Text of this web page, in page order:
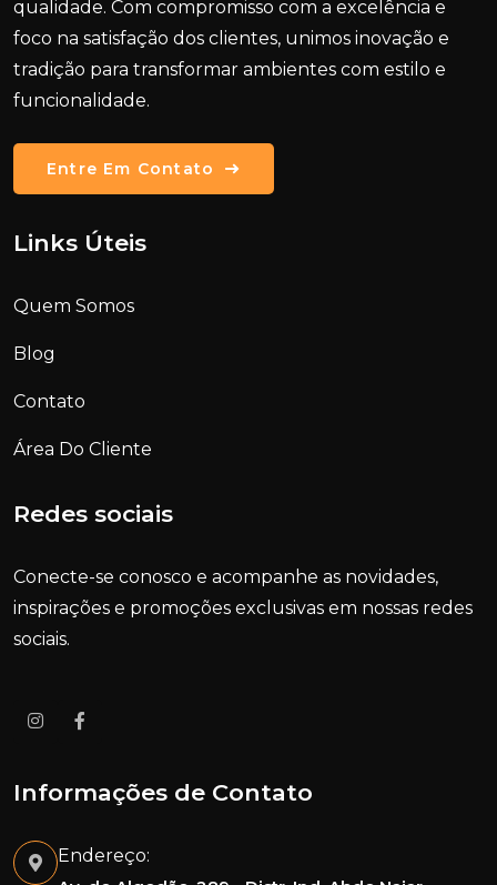
qualidade. Com compromisso com a excelência e
foco na satisfação dos clientes, unimos inovação e
tradição para transformar ambientes com estilo e
funcionalidade.
Entre Em Contato
Links Úteis
Quem Somos
Blog
Contato
Área Do Cliente
Redes sociais
Conecte-se conosco e acompanhe as novidades,
inspirações e promoções exclusivas em nossas redes
sociais.
Informações de Contato
Endereço: